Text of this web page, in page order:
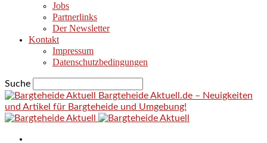
Jobs
Partnerlinks
Der Newsletter
Kontakt
Impressum
Datenschutzbedingungen
Suche
Bargteheide Aktuell.de – Neuigkeiten
und Artikel für Bargteheide und Umgebung!